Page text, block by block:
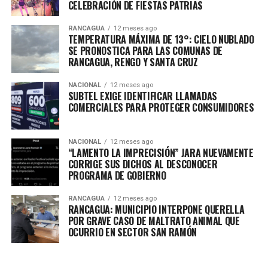
CELEBRACIÓN DE FIESTAS PATRIAS
RANCAGUA 12 meses ago
TEMPERATURA MÁXIMA DE 13°: CIELO NUBLADO
SE PRONOSTICA PARA LAS COMUNAS DE
RANCAGUA, RENGO Y SANTA CRUZ
NACIONAL 12 meses ago
SUBTEL EXIGE IDENTIFICAR LLAMADAS
COMERCIALES PARA PROTEGER CONSUMIDORES
NACIONAL 12 meses ago
“LAMENTO LA IMPRECISIÓN” JARA NUEVAMENTE
CORRIGE SUS DICHOS AL DESCONOCER
PROGRAMA DE GOBIERNO
RANCAGUA 12 meses ago
RANCAGUA: MUNICIPIO INTERPONE QUERELLA
POR GRAVE CASO DE MALTRATO ANIMAL QUE
OCURRIO EN SECTOR SAN RAMÓN